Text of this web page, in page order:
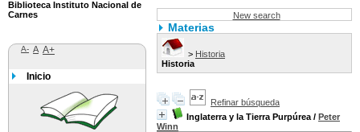
New search
Materias
> Historia
Historia
Refinar búsqueda
Inglaterra y la Tierra Purpúrea / Peter
Winn
Biblioteca Instituto Nacional de
Carnes
A- A A+
Inicio